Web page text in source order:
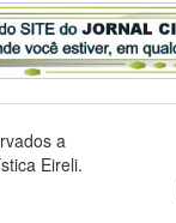
a
Eireli.